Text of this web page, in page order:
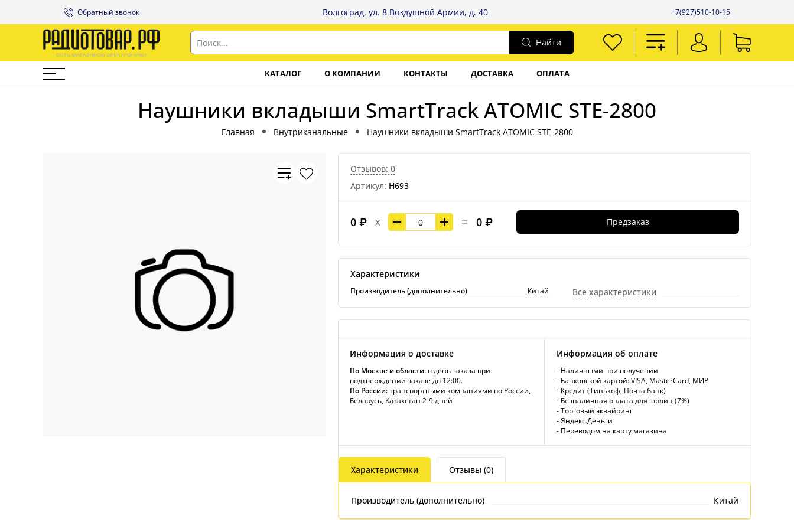
Обратный звонок Волгоград, ул. 8 Воздушной Армии, д. 40 +7(927)510-10-15
Найти
КАТАЛОГ О КОМПАНИИ КОНТАКТЫ ДОСТАВКА ОПЛАТА
Наушники вкладыши SmartTrack ATOMIC STE-2800
Главная Внутриканальные Наушники вкладыши SmartTrack ATOMIC STE-2800
Отзывов: 0
Артикул: Н693
0 ₽ X = 0 ₽ Предзаказ
Характеристики
Производитель (дополнительно) Китай Все характеристики
Информация о доставке
По Москве и области: в день заказа при
подтверждении заказе до 12:00.
По России:транспортными компаниями по России,
Беларусь, Казахстан 2-9 дней
Информация об оплате
- Наличными при получении
- Банковской картой: VISA, MasterCard, МИР
- Кредит (Тинькоф, Почта банк)
- Безналичная оплата для юрлиц (7%)
- Торговый эквайринг
- Яндекс.Деньги
- Переводом на карту магазина
Характеристики Отзывы (0)
Производитель (дополнительно) Китай